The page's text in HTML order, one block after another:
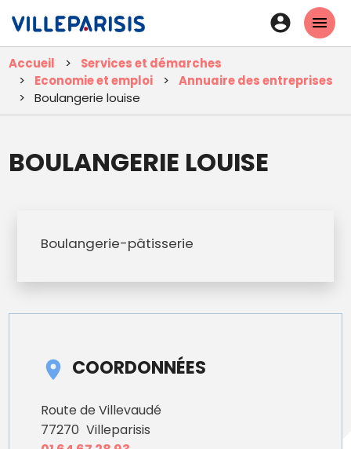
contenu
principal
En-
tête
-
Accueil
Services et démarches
Economie et emploi
Annuaire des entreprises
Boulangerie louise
BOULANGERIE LOUISE
Boulangerie-pâtisserie
COORDONNÉES
Route de Villevaudé
77270 Villeparisis